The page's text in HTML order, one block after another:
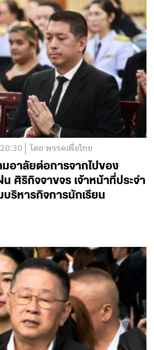
โดย พรรคเพื่อไทย
อาลัยต่อการจากไปของ
ศิริกิจจาขจร เจ้าหน้าที่ประจำ
ริหารกิจการนักเรียน